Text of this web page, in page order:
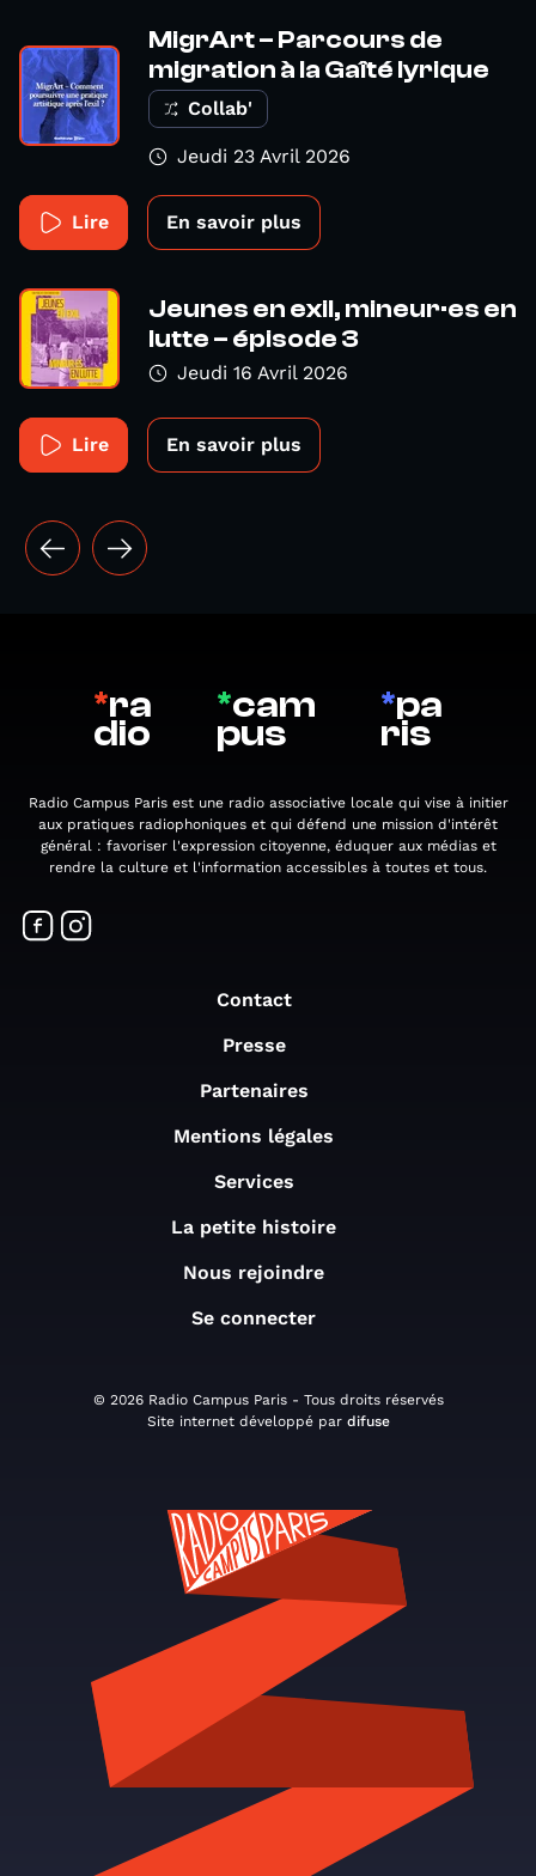
MigrArt – Parcours de
migration à la Gaîté lyrique
Collab'
Jeudi 23 Avril 2026
Lire En savoir plus
Jeunes en exil, mineur·es en
lutte – épisode 3
Jeudi 16 Avril 2026
Lire En savoir plus
*ra
dio
*cam
pus
*pa
ris
Radio Campus Paris est une radio associative locale qui vise à initier
aux pratiques radiophoniques et qui défend une mission d'intérêt
général : favoriser l'expression citoyenne, éduquer aux médias et
rendre la culture et l'information accessibles à toutes et tous.
Contact
Presse
Partenaires
Mentions légales
Services
La petite histoire
Nous rejoindre
Se connecter
© 2026 Radio Campus Paris - Tous droits réservés
Site internet développé par difuse